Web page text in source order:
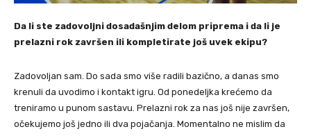
Da li ste zadovoljni dosadašnjim delom priprema i da li je
prelazni rok završen ili kompletirate još uvek ekipu?
Zadovoljan sam. Do sada smo više radili bazično, a danas smo
krenuli da uvodimo i kontakt igru. Od ponedeljka krećemo da
treniramo u punom sastavu. Prelazni rok za nas još nije završen,
očekujemo još jedno ili dva pojačanja. Momentalno ne mislim da